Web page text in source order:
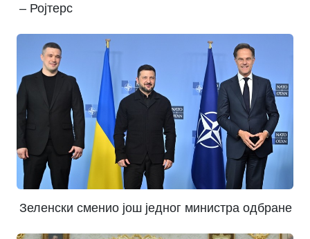
– Ројтерс
Зеленски сменио још једног министра одбране